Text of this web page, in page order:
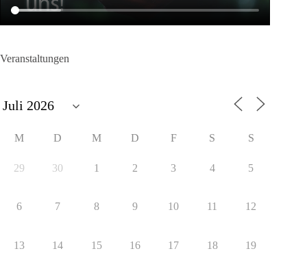
Veranstaltungen
M D M D F S S
29 30 1 2 3 4 5
6 7 8 9 10 11 12
13 14 15 16 17 18 19